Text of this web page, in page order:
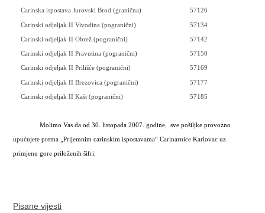
Carinska ispostava Jurovski Brod (granična) 57126
Carinski odjeljak II Vivodina (pogranični) 57134
Carinski odjeljak II Obrež (pogranični) 57142
Carinski odjeljak II Pravutina (pogranični) 57150
Carinski odjeljak II Prilišće (pogranični) 57169
Carinski odjeljak II Brezovica (pogranični) 57177
Carinski odjeljak II Kašt (pogranični) 57185
Molimo Vas da od 30. listopada 2007. godine, sve pošiljke provozno
upućujete prema „Prijemnim carinskim ispostavama“ Carinarnice Karlovac uz
primjenu gore priloženih šifri.
Pisane vijesti